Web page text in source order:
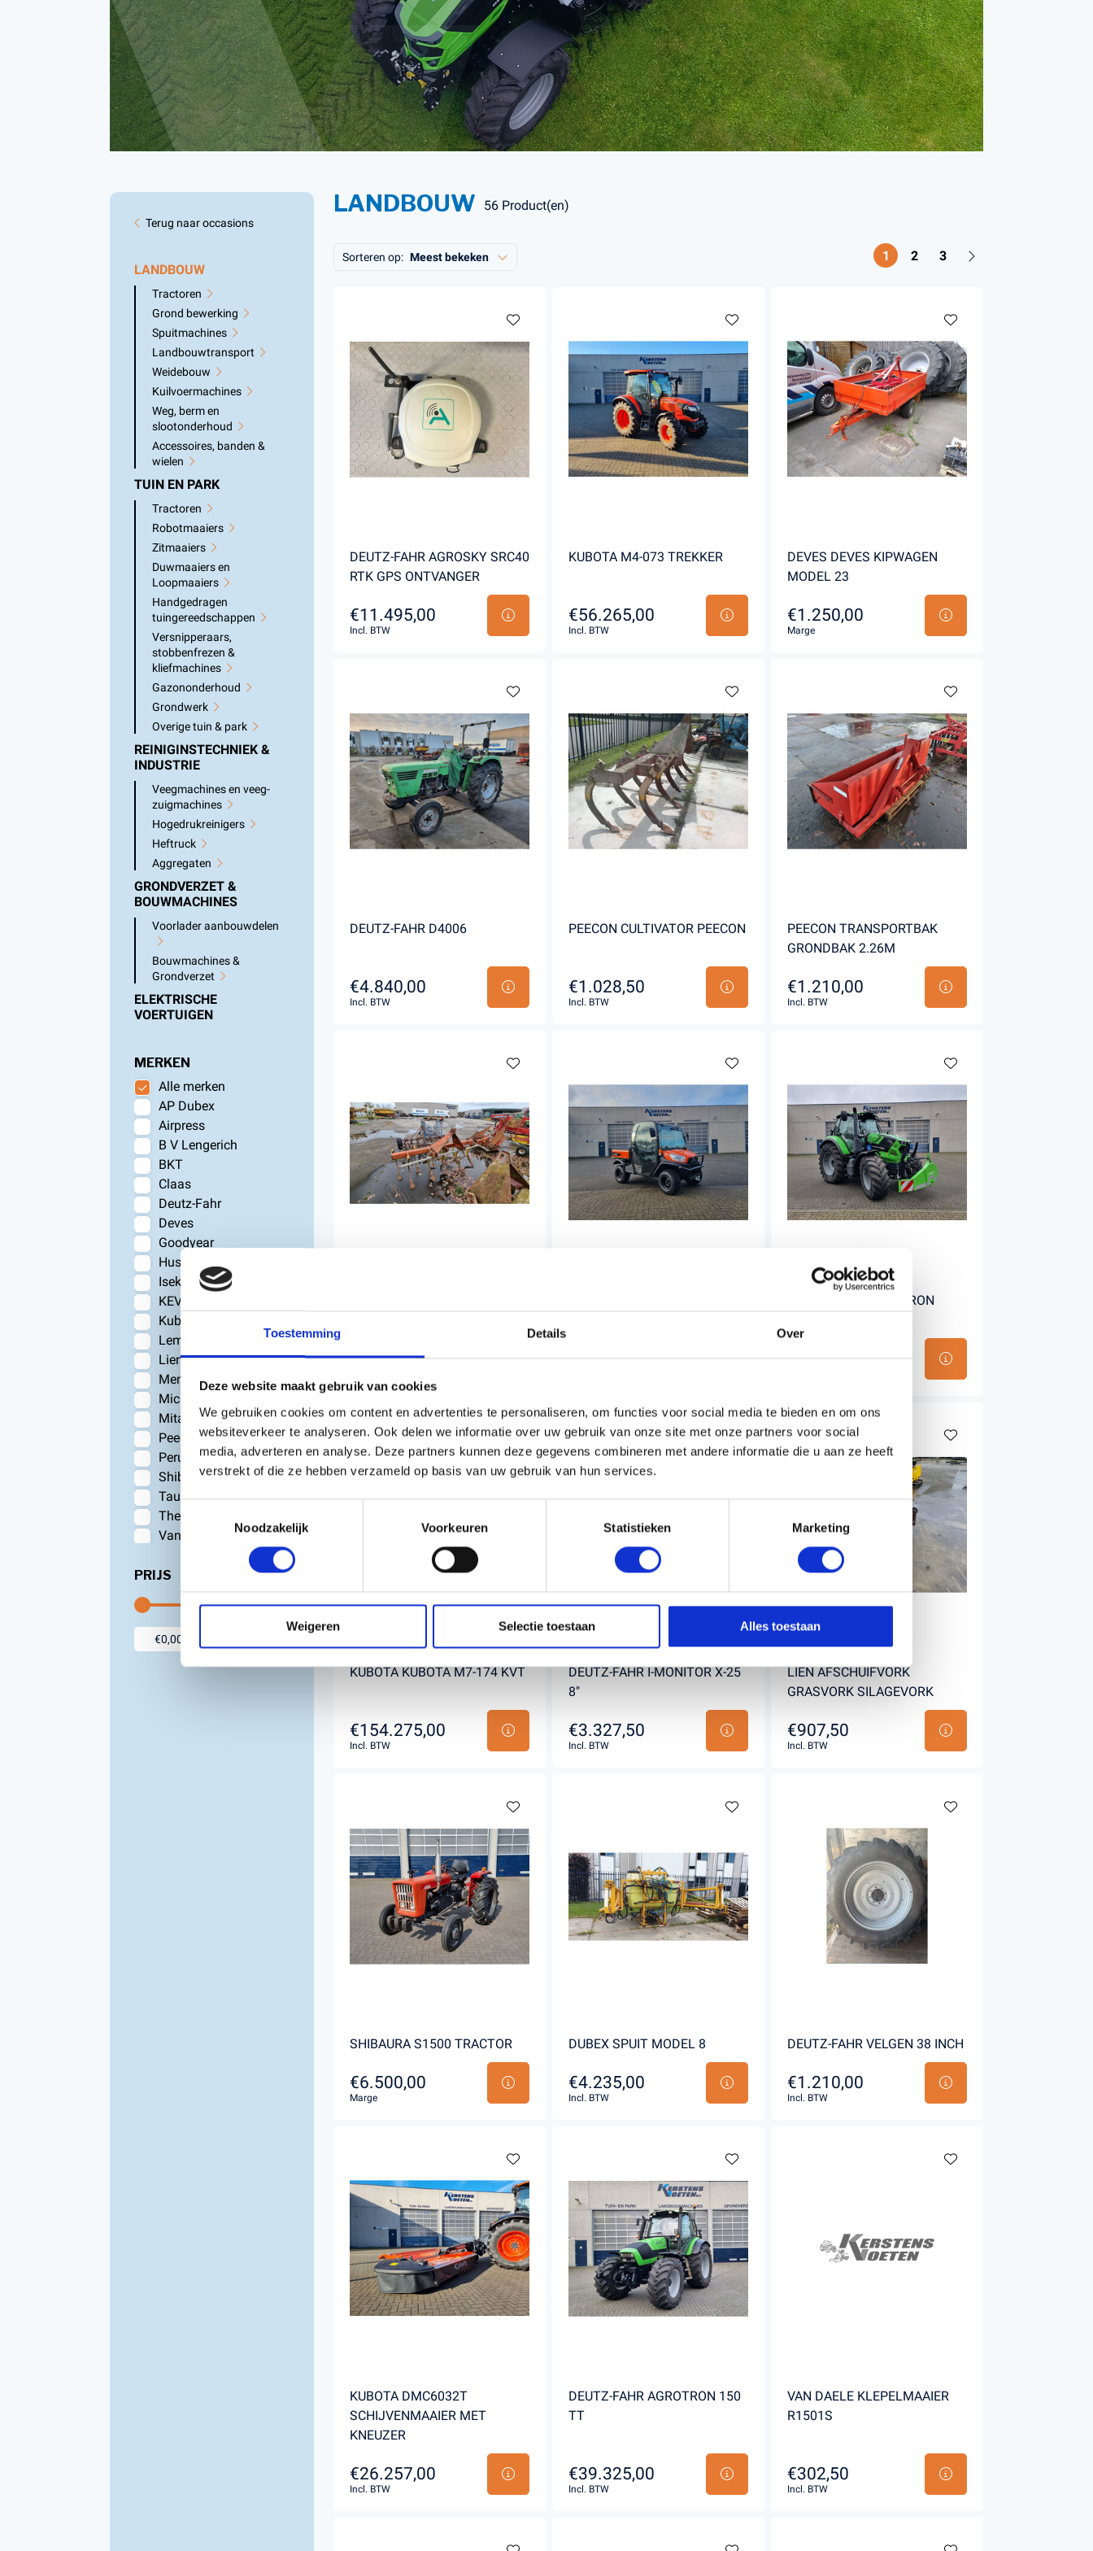
Toestemming Details Over
Deze website maakt gebruik van cookies
We gebruiken cookies om content en advertenties te personaliseren, om functies voor social media te bieden en om ons
websiteverkeer te analyseren. Ook delen we informatie over uw gebruik van onze site met onze partners voor social
media, adverteren en analyse. Deze partners kunnen deze gegevens combineren met andere informatie die u aan ze heeft
verstrekt of die ze hebben verzameld op basis van uw gebruik van hun services.
Noodzakelijk
Voorkeuren Statistieken Marketing
Weigeren Selectie toestaan Alles toestaan
Accessoires voor Handgedragen
machines
Persoonlijke Beschermings Middelen
(PBM)
Helmen
Broeken
Gezichtsbescherming
Gehoorbescherming
Accu's en Laders
Husqvarna Aspire Accu's en Laders
Husqvarna BLI-X (36V) Accu's en Laders
Brandstof en Smeermiddelen
Handgereedschappen
Carburateurgereedschap
Combi-gereedschap
Bijlen
SpeelgoedTerug naar occasions
LANDBOUW
Tractoren
Grond bewerking
Spuitmachines
Landbouwtransport
Weidebouw
Kuilvoermachines
Weg, berm en
slootonderhoud
Accessoires, banden &
wielen
TUIN EN PARK
Tractoren
Robotmaaiers
Zitmaaiers
Duwmaaiers en
Loopmaaiers
Handgedragen
tuingereedschappen
Versnipperaars,
stobbenfrezen &
kliefmachines
Gazononderhoud
Grondwerk
Overige tuin & park
REINIGINSTECHNIEK &
INDUSTRIE
Veegmachines en veeg-
zuigmachines
Hogedrukreinigers
Heftruck
Aggregaten
GRONDVERZET &
BOUWMACHINES
Voorlader aanbouwdelen
Bouwmachines &
Grondverzet
ELEKTRISCHE
VOERTUIGEN
MERKEN
Alle merken
AP Dubex
Airpress
B V Lengerich
BKT
Claas
Deutz-Fahr
Deves
Goodyear
Husqvarna
Iseki
KEVO
Kubota
Lemken
Lien
Mengele
Michelin
Mitas
Peecon
Peruzzo
Shibaura
Taurus
Thermobile
Van Daele
PRIJS
LANDBOUW 56 Product(en)
Sorteren op: Meest bekeken 1 2 3
DEUTZ-FAHR AGROSKY SRC40
RTK GPS ONTVANGER
€11.495,00
Incl. BTW
KUBOTA M4-073 TREKKER
€56.265,00
Incl. BTW
DEVES DEVES KIPWAGEN
MODEL 23
€1.250,00
Marge
DEUTZ-FAHR D4006
€4.840,00
Incl. BTW
PEECON CULTIVATOR PEECON
€1.028,50
Incl. BTW
PEECON TRANSPORTBAK
GRONDBAK 2.26M
€1.210,00
Incl. BTW
€850,00 €31.762,50
DEUTZ-FAHR AGROTRON
€114.950,00
KUBOTA KUBOTA M7-174 KVT
€154.275,00
Incl. BTW
DEUTZ-FAHR I-MONITOR X-25
8"
€3.327,50
Incl. BTW
LIEN AFSCHUIFVORK
GRASVORK SILAGEVORK
€907,50
Incl. BTW
SHIBAURA S1500 TRACTOR
€6.500,00
Marge
DUBEX SPUIT MODEL 8
€4.235,00
Incl. BTW
DEUTZ-FAHR VELGEN 38 INCH
€1.210,00
Incl. BTW
KUBOTA DMC6032T
SCHIJVENMAAIER MET
KNEUZER
€26.257,00
Incl. BTW
DEUTZ-FAHR AGROTRON 150
TT
€39.325,00
Incl. BTW
VAN DAELE KLEPELMAAIER
R1501S
€302,50
Incl. BTW